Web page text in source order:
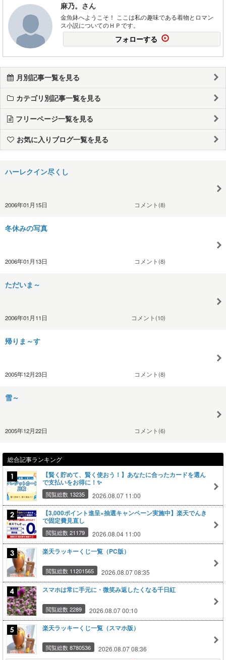
麻乃。さん
金魚鉢へようこそ！ ここは私の趣味である着物とロマン
ス小説についてのＨＰです。
フォローする
月別記事一覧を見る
カテゴリ別記事一覧を見る
フリーページ一覧を見る
お気に入りブログ一覧を見る
ハーレクイン尽くし
2006年01月15日 コメント(8)
冬休みの写真
2006年01月13日 コメント(8)
ただいま～
2006年01月11日 コメント(10)
帰りま～す
2005年12月23日 コメント(8)
雪～
2005年12月22日 コメント(6)
総合記事ランキング
【賢く貯めて、賢く使おう！】あなたに合ったカードを選ん
で支払いをお得に！✨
閲覧総数 13235 2026.08.07 11:00
【3,000ポイント進呈×抽選キャンペーン実施中】楽天でんき
で固定費見直し
閲覧総数 21179 2026.08.04 11:00
楽天ラッキーくじ一覧（PC版）
閲覧総数 11201565 2026.08.07 08:35
スマホは常に手元に・微笑み返したくなる千日紅
閲覧総数 2289 2026.08.07 00:10
楽天ラッキーくじ一覧（スマホ版）
閲覧総数 8780536 2026.08.07 08:36